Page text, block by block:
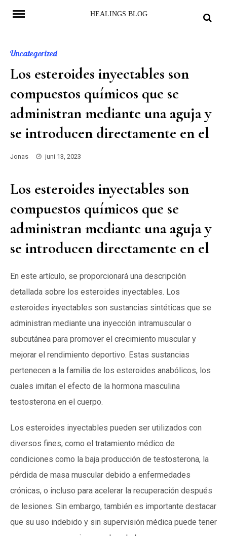
Skip
HEALINGS BLOG
Uncategorized
Los esteroides inyectables son
compuestos químicos que se
administran mediante una aguja y
se introducen directamente en el
Jonas juni 13, 2023
Los esteroides inyectables son
compuestos químicos que se
administran mediante una aguja y
se introducen directamente en el
En este artículo, se proporcionará una descripción
detallada sobre los esteroides inyectables. Los
esteroides inyectables son sustancias sintéticas que se
administran mediante una inyección intramuscular o
subcutánea para promover el crecimiento muscular y
mejorar el rendimiento deportivo. Estas sustancias
pertenecen a la familia de los esteroides anabólicos, los
cuales imitan el efecto de la hormona masculina
testosterona en el cuerpo.
Los esteroides inyectables pueden ser utilizados con
diversos fines, como el tratamiento médico de
condiciones como la baja producción de testosterona, la
pérdida de masa muscular debido a enfermedades
crónicas, o incluso para acelerar la recuperación después
de lesiones. Sin embargo, también es importante destacar
que su uso indebido y sin supervisión médica puede tener